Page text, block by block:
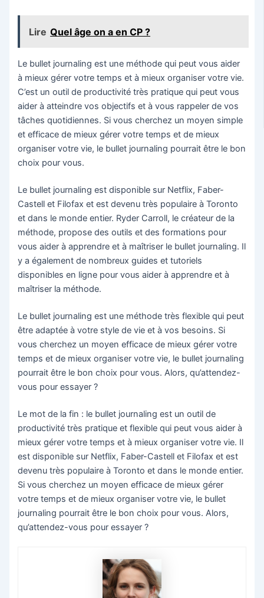
Lire Quel âge on a en CP ?
Le bullet journaling est une méthode qui peut vous aider
à mieux gérer votre temps et à mieux organiser votre vie.
C’est un outil de productivité très pratique qui peut vous
aider à atteindre vos objectifs et à vous rappeler de vos
tâches quotidiennes. Si vous cherchez un moyen simple
et efficace de mieux gérer votre temps et de mieux
organiser votre vie, le bullet journaling pourrait être le bon
choix pour vous.
Le bullet journaling est disponible sur Netflix, Faber-
Castell et Filofax et est devenu très populaire à Toronto
et dans le monde entier. Ryder Carroll, le créateur de la
méthode, propose des outils et des formations pour
vous aider à apprendre et à maîtriser le bullet journaling. Il
y a également de nombreux guides et tutoriels
disponibles en ligne pour vous aider à apprendre et à
maîtriser la méthode.
Le bullet journaling est une méthode très flexible qui peut
être adaptée à votre style de vie et à vos besoins. Si
vous cherchez un moyen efficace de mieux gérer votre
temps et de mieux organiser votre vie, le bullet journaling
pourrait être le bon choix pour vous. Alors, qu’attendez-
vous pour essayer ?
Le mot de la fin : le bullet journaling est un outil de
productivité très pratique et flexible qui peut vous aider à
mieux gérer votre temps et à mieux organiser votre vie. Il
est disponible sur Netflix, Faber-Castell et Filofax et est
devenu très populaire à Toronto et dans le monde entier.
Si vous cherchez un moyen efficace de mieux gérer
votre temps et de mieux organiser votre vie, le bullet
journaling pourrait être le bon choix pour vous. Alors,
qu’attendez-vous pour essayer ?